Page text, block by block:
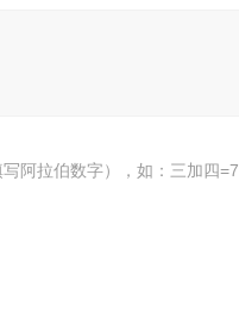
阿拉伯数字），如：三加四=7